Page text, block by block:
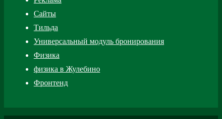
Сайты
Тильда
Универсальный модуль бронирования
Физика
физика в Жулебино
Фронтенд